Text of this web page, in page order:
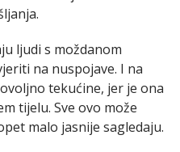
ljudi s moždanom
na nuspojave. I na
tekućine, jer je ona
tijelu. Sve ovo može
malo jasnije sagledaju.